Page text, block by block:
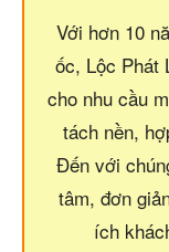
Với hơn 10
ốc, Lộc Phát
cho nhu cầu
tách nền,
Đến với
tâm, đơn
ích